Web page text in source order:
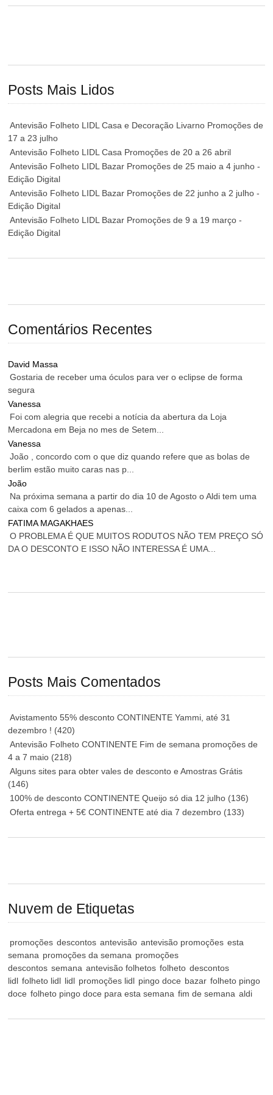
Posts Mais Lidos
Antevisão Folheto LIDL Casa e Decoração Livarno Promoções de
17 a 23 julho
Antevisão Folheto LIDL Casa Promoções de 20 a 26 abril
Antevisão Folheto LIDL Bazar Promoções de 25 maio a 4 junho -
Edição Digital
Antevisão Folheto LIDL Bazar Promoções de 22 junho a 2 julho -
Edição Digital
Antevisão Folheto LIDL Bazar Promoções de 9 a 19 março -
Edição Digital
Comentários Recentes
David Massa
Gostaria de receber uma óculos para ver o eclipse de forma
segura
Vanessa
Foi com alegria que recebi a notícia da abertura da Loja
Mercadona em Beja no mes de Setem...
Vanessa
João , concordo com o que diz quando refere que as bolas de
berlim estão muito caras nas p...
João
Na próxima semana a partir do dia 10 de Agosto o Aldi tem uma
caixa com 6 gelados a apenas...
FATIMA MAGAKHAES
O PROBLEMA É QUE MUITOS RODUTOS NÃO TEM PREÇO SÓ
DA O DESCONTO E ISSO NÃO INTERESSA É UMA...
Posts Mais Comentados
Avistamento 55% desconto CONTINENTE Yammi, até 31
dezembro ! (420)
Antevisão Folheto CONTINENTE Fim de semana promoções de
4 a 7 maio (218)
Alguns sites para obter vales de desconto e Amostras Grátis
(146)
100% de desconto CONTINENTE Queijo só dia 12 julho (136)
Oferta entrega + 5€ CONTINENTE até dia 7 dezembro (133)
Nuvem de Etiquetas
promoções descontos antevisão antevisão promoções esta
semana promoções da semana promoções
descontos semana antevisão folhetos folheto descontos
lidl folheto lidl lidl promoções lidl pingo doce bazar folheto pingo
doce folheto pingo doce para esta semana fim de semana aldi